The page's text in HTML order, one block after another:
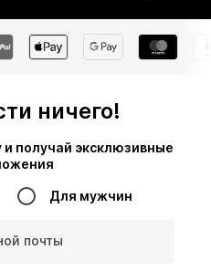
ничего!
получай эксклюзивные
Для мужчин
почты